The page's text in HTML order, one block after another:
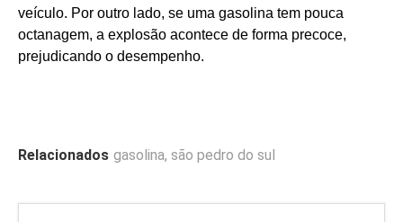
veículo. Por outro lado, se uma gasolina tem pouca
octanagem, a explosão acontece de forma precoce,
prejudicando o desempenho.
Relacionados gasolina, são pedro do sul